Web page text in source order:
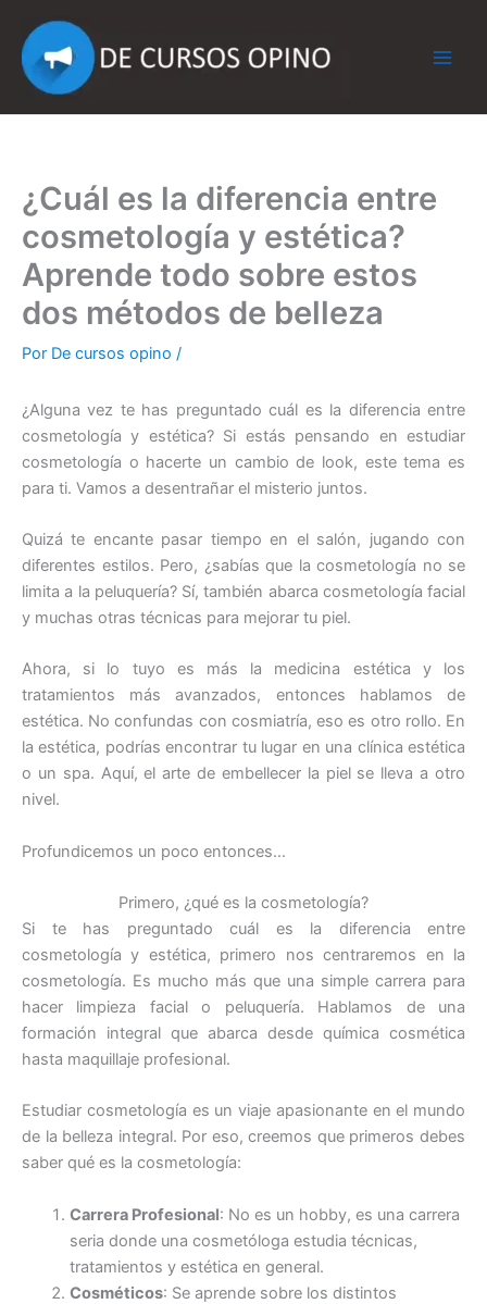
contenido
¿Cuál es la diferencia entre
cosmetología y estética?
Aprende todo sobre estos
dos métodos de belleza
Por De cursos opino /
¿Alguna vez te has preguntado cuál es la diferencia entre
cosmetología y estética? Si estás pensando en estudiar
cosmetología o hacerte un cambio de look, este tema es
para ti. Vamos a desentrañar el misterio juntos.
Quizá te encante pasar tiempo en el salón, jugando con
diferentes estilos. Pero, ¿sabías que la cosmetología no se
limita a la peluquería? Sí, también abarca cosmetología facial
y muchas otras técnicas para mejorar tu piel.
Ahora, si lo tuyo es más la medicina estética y los
tratamientos más avanzados, entonces hablamos de
estética. No confundas con cosmiatría, eso es otro rollo. En
la estética, podrías encontrar tu lugar en una clínica estética
o un spa. Aquí, el arte de embellecer la piel se lleva a otro
nivel.
Profundicemos un poco entonces…
Primero, ¿qué es la cosmetología?
Si te has preguntado cuál es la diferencia entre
cosmetología y estética, primero nos centraremos en la
cosmetología. Es mucho más que una simple carrera para
hacer limpieza facial o peluquería. Hablamos de una
formación integral que abarca desde química cosmética
hasta maquillaje profesional.
Estudiar cosmetología es un viaje apasionante en el mundo
de la belleza integral. Por eso, creemos que primeros debes
saber qué es la cosmetología:
Carrera Profesional: No es un hobby, es una carrera
seria donde una cosmetóloga estudia técnicas,
tratamientos y estética en general.
Cosméticos: Se aprende sobre los distintos